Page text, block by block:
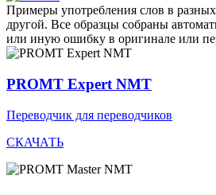
Примеры употребления слов в разных
другой. Все образцы собраны
или иную ошибку в оригинале или
PROMT Expert NMT
Переводчик для переводчиков
СКАЧАТЬ